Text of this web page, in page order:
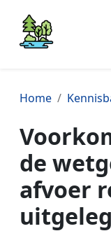
Home
de
afvoer